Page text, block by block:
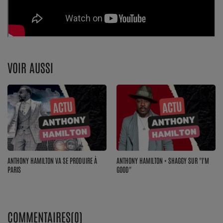
Top Soul Addict
Wiki RnB
SOUL ADDICT RADIO
Grille des programmes
Titres diffusés
Playlist
MY SOUL ADDICT
VOIR AUSSI
ANTHONY HAMILTON VA SE PRODUIRE À
PARIS
ANTHONY HAMILTON + SHAGGY SUR "I'M
GOOD"
COMMENTAIRES(0)